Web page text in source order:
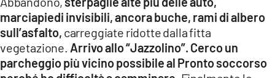
marciapiedi invisibili, ancora buche, rami di albero
sull’asfalto, carreggiate ridotte dalla fitta
vegetazione. Arrivo allo “Jazzolino”. Cerco un
parcheggio più vicino possibile al Pronto soccorso